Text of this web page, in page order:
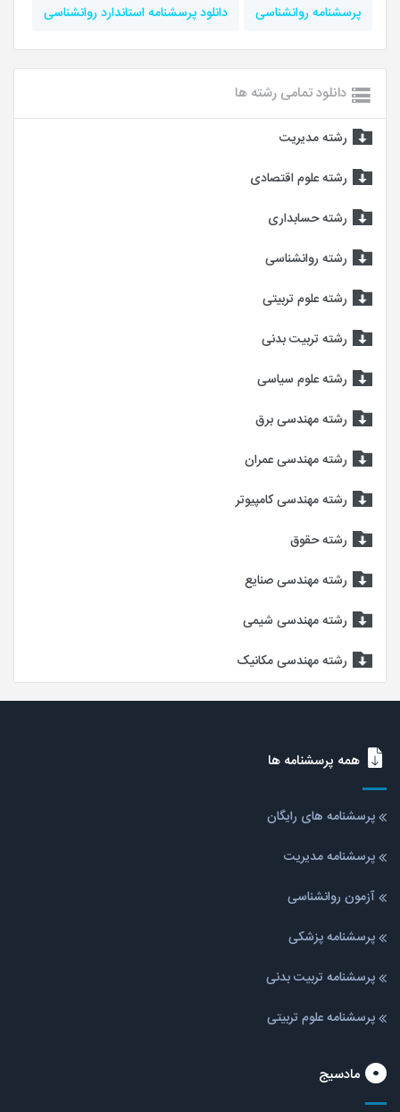
پرسشنامه روانشناسی دانلود پرسشنامه استاندارد روانشناسی
دانلود تمامی رشته ها
رشته مدیریت
رشته علوم اقتصادی
رشته حسابداری
رشته روانشناسی
رشته علوم تربیتی
رشته تربیت بدنی
رشته علوم سیاسی
رشته مهندسی برق
رشته مهندسی عمران
رشته مهندسی کامپیوتر
رشته حقوق
رشته مهندسی صنایع
رشته مهندسی شیمی
رشته مهندسی مکانیک
همه پرسشنامه ها
پرسشنامه های رایگان
پرسشنامه مدیریت
آزمون روانشناسی
پرسشنامه پزشکی
پرسشنامه تربیت بدنی
پرسشنامه علوم تربیتی
مادسیج